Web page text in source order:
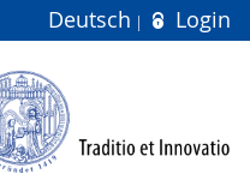
Deutsch Login